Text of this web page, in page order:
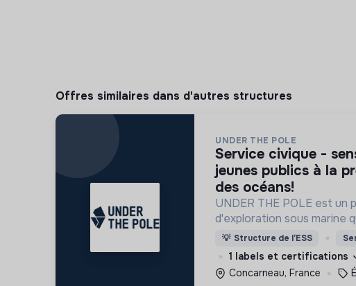
Offres similaires dans d'autres structures
UNDER THE POLE
service civique - sensibiliser les
jeunes publics à la
des océans!
UNDER THE POLE est un
d'exploration sous marine
recherche scientifique,
sensibilisation au service
connaissance et
💡 Structure de l’ESS
1 labels et certifications
Concarneau, France